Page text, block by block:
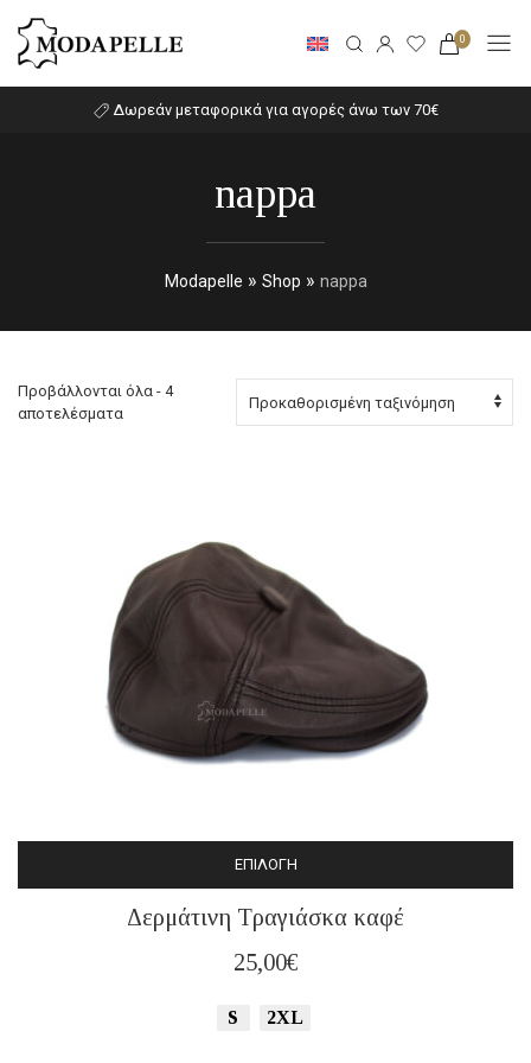
0
Δωρεάν μεταφορικά για αγορές άνω των 70€
nappa
Modapelle » Shop » nappa
Προβάλλονται όλα - 4
αποτελέσματα
ΕΠΙΛΟΓΉ
το
προϊόν
πολλαπλές
Δερμάτινη Τραγιάσκα καφέ
25,00€
S 2XL